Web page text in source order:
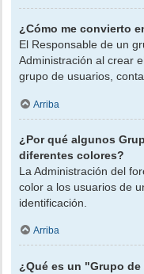
¿Cómo me convierto
El Responsable de un
Administración al crear
grupo de usuarios,
Arriba
¿Por qué algunos
diferentes colores?
La Administración del
color a los usuarios de
identificación.
Arriba
¿Qué es un "Grupo